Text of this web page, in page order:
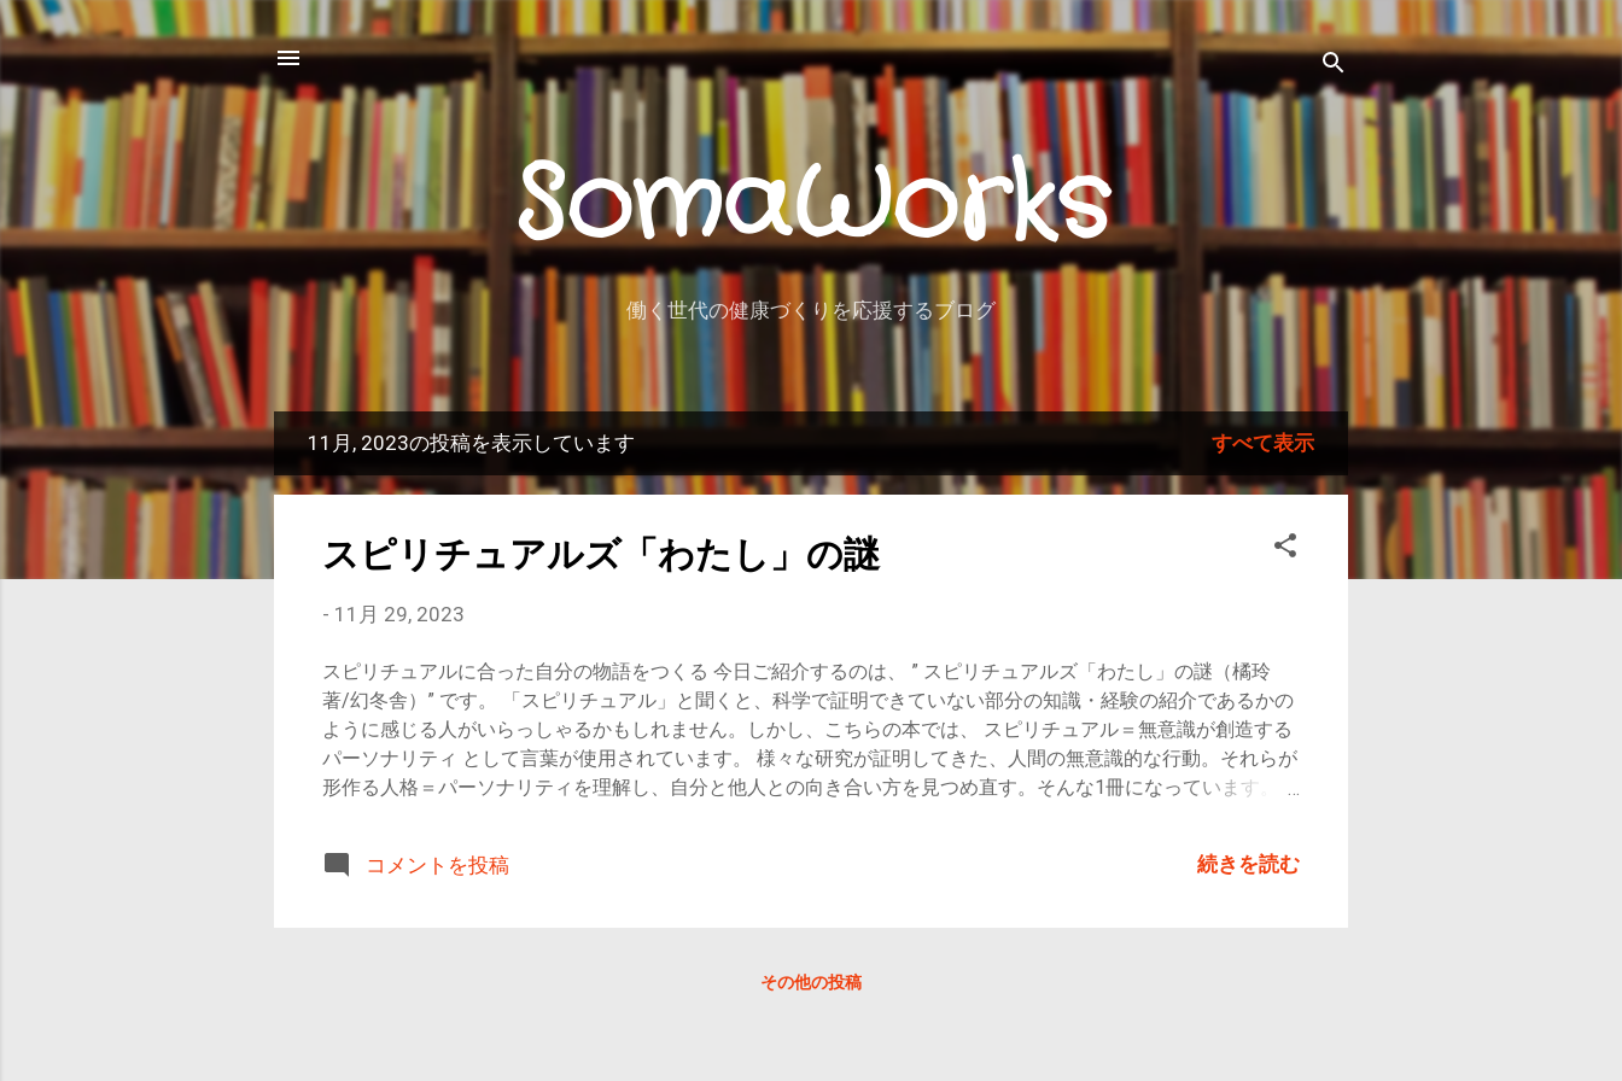
スキップしてメイン コンテンツに移動
SomaWorks
働く世代の健康づくりを応援するブログ
投
稿
11月, 2023の投稿を表示しています すべて表示
スピリチュアルズ「わたし」の謎
- 11月 29, 2023
スピリチュアルに合った自分の物語をつくる 今日ご紹介するのは、 ” スピリチュアルズ「わたし」の謎（橘玲
著/幻冬舎）” です。 「スピリチュアル」と聞くと、科学で証明できていない部分の知識・経験の紹介であるかの
ように感じる人がいらっしゃるかもしれません。しかし、こちらの本では、 スピリチュアル＝無意識が創造する
パーソナリティ として言葉が使用されています。 様々な研究が証明してきた、人間の無意識的な行動。それらが
形作る人格＝パーソナリティを理解し、自分と他人との向き合い方を見つめ直す。そんな1冊になっています。
類 徹底的に社会的な動物 。それが人間であるとこの本の中では説明されています。動物が社会性のもとにどのよ
これらをさらに広げ、8つの因子 「ビッグエイト」 でパーソナリティを説明していきます。 （1）外向的/内向
コメントを投稿 続きを読む
その他の投稿